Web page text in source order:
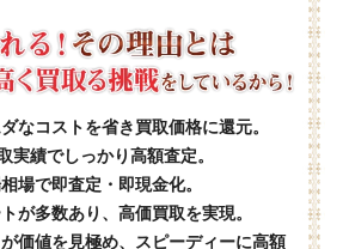
なコストを省き買取価格に還元。
実績でしっかり高額査定。
場で即査定・即現金化。
が多数あり、高価買取を実現。
価値を見極め、スピーディーに高額